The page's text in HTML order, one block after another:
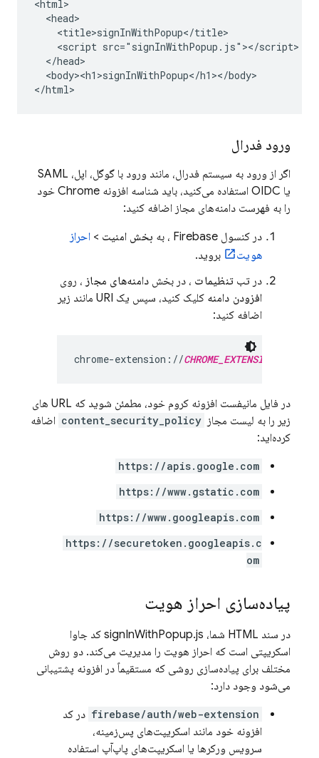
<html>
  <head>
    <title>signInWithPopup</title>
    <script src="signInWithPopup.js"></script>
  </head>
  <body><h1>signInWithPopup</h1></body>
</html>
ورود فدرال
اگر از ورود به سیستم فدرال، مانند ورود با گوگل، اپل، SAML
یا OIDC استفاده می‌کنید، باید شناسه افزونه Chrome خود
را به فهرست دامنه‌های مجاز اضافه کنید:
در کنسول Firebase ، به بخش امنیت >احراز
هویت
بروید.
در تب تنظیمات ، در بخش دامنه‌های مجاز ، روی
افزودن دامنه
کلیک کنید، سپس یک URI مانند زیر
اضافه کنید:
chrome-extension://CHROME_EXTENSION_ID
در فایل مانیفست افزونه کروم خود، مطمئن شوید که URL های
زیر را به لیست مجاز content_security_policy اضافه
کرده‌اید:
https://apis.google.com
https://www.gstatic.com
https://www.googleapis.com
https://securetoken.googleapis.c
om
پیاده‌سازی احراز هویت
در سند HTML شما، signInWithPopup.js کد جاوا
اسکریپتی است که احراز هویت را مدیریت می‌کند. دو روش
مختلف برای پیاده‌سازی روشی که مستقیماً در افزونه پشتیبانی
می‌شود وجود دارد:
firebase/auth/web-extension در کد
افزونه خود مانند اسکریپت‌های پس‌زمینه،
سرویس ورکرها یا اسکریپت‌های پاپ‌آپ استفاده